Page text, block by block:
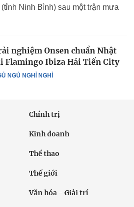
Ninh Bình) sau một trận mưa
NGỦ NGHỈ NGHỈ
nghiệm Onsen chuẩn Nhật
Flamingo Ibiza Hải Tiến City
Chính trị
Kinh doanh
Thể thao
Thế giới
Văn hóa - Giải trí